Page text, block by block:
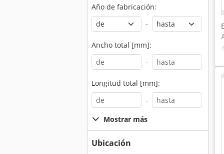
Año de fabricación:
-
Ancho total [mm]:
-
Longitud total [mm]:
-
Mostrar más
Ubicación